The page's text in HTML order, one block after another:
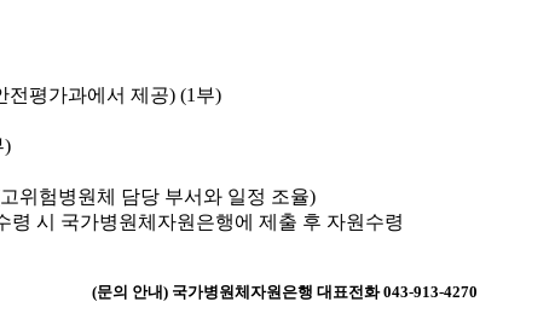
전평가과에서 제공) (1부)
)
위험병원체 담당 부서와 일정 조율)
시 국가병원체자원은행에 제출 후 자원수령
(문의 안내) 국가병원체자원은행 대표전화 043-913-4270